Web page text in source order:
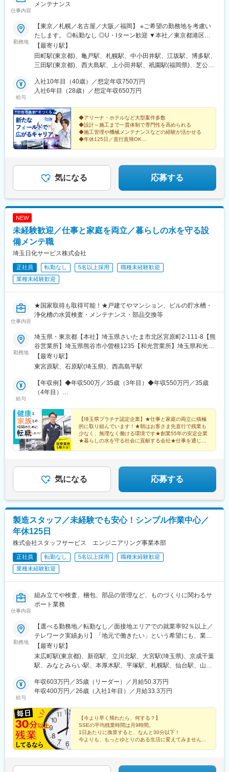
仕事内容
メンテナンス
勤務地
【東京／札幌／名古屋／大阪／福岡】 ※ご希望の勤務地を考慮い
たします。 ◎転勤なし ◎U・Iターン歓迎 ▼本社／東京都港区芝5-
20-9＜アクセス＞ JR「田町駅」より4分、「三田駅」より徒歩2
分 ▼東京テクニカルセンター／東京都江東区大島2-9-25 ＜アクセ
ス＞ JR「亀戸駅」「錦糸町」より徒歩13分 ▼札幌営業所/北海道
ス＞ □函館本線・地下鉄南北線「札幌駅」22出口から徒歩3分□地
下鉄東西線「バスセンター前」5出口から徒歩8分 ▼名古屋営業所
線「中小田井駅」より徒歩10分 ▼大阪事業所／大阪府吹田市江坂
町1-20-22＜アクセス＞ 地下鉄御堂筋線「江坂駅」より徒歩4分 ▼
福岡営業所／福岡県福岡市博多区博多駅前1丁目23-26-1 ＜アクセ
ス＞ □JR・地下鉄空港線「博多駅」博多口より徒歩10分 □福岡市
空港線「祇園駅」より徒歩7分 ※受動喫煙対策あり：屋内禁煙（屋
【最寄り駅】
田町駅(東京都)、亀戸駅、札幌駅、中小田井駅、江坂駅、博多駅、
三田駅(東京都)、西大島駅、上小田井駅、祇園駅(福岡県)、芝公園
給与
入社10年目（40歳）／想定年収750万円
入社6年目（28歳）／想定年収650万円
◆アリーナ・ホテルなど大型案件多数
◆設計～施工まで一貫体制で専門性を高められる
◆施工管理や機械メンテナンスなどの経験が活かせる
◆年休125日／直行直帰OK
気になる 応募する
NEW
未経験歓迎／仕事と家庭を両立／暮らしの水を守る設
備メンテ職
埼玉日化サービス株式会社
正社員 転勤なし 5名以上採用
職種未経験歓迎
業種未経験歓迎
仕事内容
★国家取得も取得可能！★戸建てやマンション、ビルの貯水槽・
浄化槽の水質検査・メンテナンス・部品交換等
勤務地
埼玉県・東京都【本社】埼玉県さいたま市北区宮原町2-111-8【熊
谷営業所】埼玉県熊谷市小曽根1235【和光営業所】埼玉県和光市
白子3-12-40東京都内（23区内・八王子）※勤務地はご希望を考慮
します。※U・Iターン歓迎※貯水槽部門は本社と和光営業所勤務の
【最寄り駅】
東宮原駅、石原駅(埼玉県)、西高島平駅
給与
【年収例】◆年収500万／35歳（3年目）◆年収550万円／35歳
（4年目）
【埼玉県プラチナ認定企業】★仕事と家庭の両立に積極
的に取り組んでいます！★朝はお客さま先直行で残業も
少なく、無理なく働ける環境です★創業55年の安定企業
★暮らしの水を守る社会に貢献する会社★仕事を通じて
気になる 応募する
製造スタッフ／未経験でも安心！シンプル作業中心／
年休125日
株式会社スタッフサービス エンジニアリング事業本部
正社員 転勤なし 5名以上採用
職種未経験歓迎
業種未経験歓迎
仕事内容
組み立てや検査、梱包、部品の管理など、ものづくりに関わるサ
ポート業務
勤務地
【選べる勤務地／転勤なし／面接地エリアでの就業率92％以上／
テレワーク実績あり】「地元で働きたい」という希望にも、業界
トップクラスの取引事業所数約7,000件&プロジェクト数80,000件
の中から検討します。⇒勤務地は北海道・東北・北陸・関東・東
海・関西・中国・四国・九州の各都道府県のプロジェクト先※U・I
OK（エリア・プロジェクトによって変動）※寮／社宅制度など福
利厚生も充実しています※最終的な就業先は、希望・スキル・経験
タ自動車／日産自動車／本田技研工業／デンソー／アイシン◎情
報端末・家電日立製作所／東芝／三菱電機／パナソニック／富士
通◎航空・宇宙IHI／三菱重工業／川崎重工業受動喫煙対策：敷地
内原則禁煙（就業先によっては喫煙所有）
【最寄り駅】
末広町駅(東京都)、新宿駅、立川北駅、大宮駅(埼玉県)、京成千葉
駅、みなとみらい駅、本厚木駅、平塚駅、札幌駅、仙台駅、山形
駅、沼津駅、浜松駅、豊田市駅、近鉄名古屋駅、東岡崎駅、あす
なろう四日市駅、岐阜駅、富山駅、北鉄金沢駅、草津駅(滋賀県)、
前駅、紙屋町西駅、新山口駅、薬院駅、平和通駅、めがね橋駅、
水道町駅、郡山駅(福島県)、甲府駅、盛岡駅、大街道駅、新潟駅、
天文館通駅、東京駅、神田駅(東京都)、三鷹駅、赤坂駅(東京都)、
東池袋駅、茅場町駅、六本木駅、東新宿駅、池袋駅、日本橋駅(東
京都)、錦糸町駅、目黒駅、渋谷駅、品川駅、神谷町駅、大塚駅(東
都)、八丁堀駅(東京都)、有楽町駅、蒲田駅、中野坂上駅、東京テ
給与
年収603万円／35歳（リーダー）／月給50.3万円
年収400万円／26歳（入社1年目）／月給33.3万円
【今より早く帰れたら、何する？】
SSEの平均残業時間は月9時間。
1日あたりに換算すると、なんと30分以下！
今よりも、もっとゆとりのある生活に変えてみません
★未経験スタートの先輩多数